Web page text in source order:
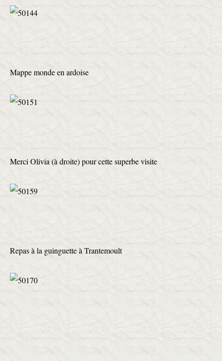
Mappe monde en ardoise
Merci Olivia (à droite) pour cette superbe visite
Repas à la guinguette à Trantemoult